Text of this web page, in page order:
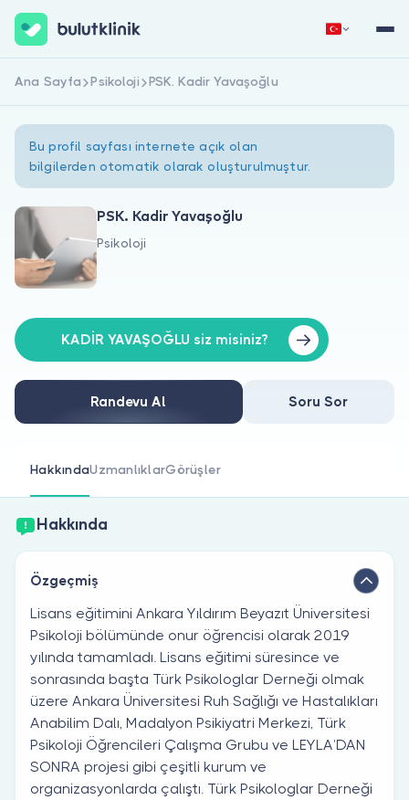
Hakkımızda
Doktorlar için
Doktor musunuz?
Hemen Kaydol Giriş Yap
Ana Sayfa Psikoloji PSK. Kadir Yavaşoğlu
Bu profil sayfası internete açık olan
bilgilerden otomatik olarak oluşturulmuştur.
PSK. Kadir Yavaşoğlu
Psikoloji
KADİR YAVAŞOĞLU siz misiniz?
Randevu Al Soru Sor
HakkındaUzmanlıklarGörüşler
Hakkında
Özgeçmiş
Lisans eğitimini Ankara Yıldırım Beyazıt Üniversitesi
Psikoloji bölümünde onur öğrencisi olarak 2019
yılında tamamladı. Lisans eğitimi süresince ve
sonrasında başta Türk Psikologlar Derneği olmak
üzere Ankara Üniversitesi Ruh Sağlığı ve Hastalıkları
Anabilim Dalı, Madalyon Psikiyatri Merkezi, Türk
Psikoloji Öğrencileri Çalışma Grubu ve LEYLA’DAN
SONRA projesi gibi çeşitli kurum ve
organizasyonlarda çalıştı. Türk Psikologlar Derneği